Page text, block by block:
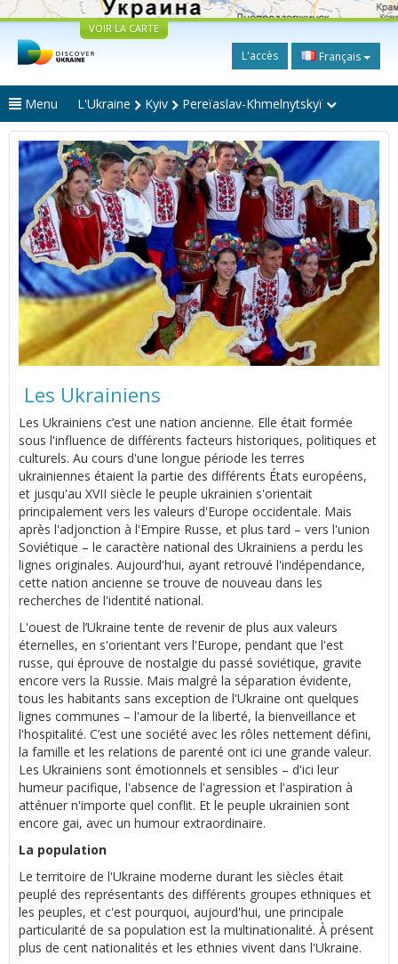
VOIR LA CARTE
L'accès Français
Menu L'Ukraine Kyiv Pereïaslav-Khmelnytskyï
Les Ukrainiens
Les Ukrainiens c’est une nation ancienne. Elle était formée
sous l'influence de différents facteurs historiques, politiques et
culturels. Au cours d'une longue période les terres
ukrainiennes étaient la partie des différents États européens,
et jusqu'au XVII siècle le peuple ukrainien s'orientait
principalement vers les valeurs d'Europe occidentale. Mais
après l'adjonction à l'Empire Russe, et plus tard – vers l'union
Soviétique – le caractère national des Ukrainiens a perdu les
lignes originales. Aujourd'hui, ayant retrouvé l'indépendance,
cette nation ancienne se trouve de nouveau dans les
recherches de l'identité national.
L'ouest de l’Ukraine tente de revenir de plus aux valeurs
éternelles, en s'orientant vers l'Europe, pendant que l'est
russe, qui éprouve de nostalgie du passé soviétique, gravite
encore vers la Russie. Mais malgré la séparation évidente,
tous les habitants sans exception de l'Ukraine ont quelques
lignes communes – l'amour de la liberté, la bienveillance et
l'hospitalité. C’est une société avec les rôles nettement défini,
la famille et les relations de parenté ont ici une grande valeur.
Les Ukrainiens sont émotionnels et sensibles – d'ici leur
humeur pacifique, l'absence de l'agression et l'aspiration à
atténuer n'importe quel conflit. Et le peuple ukrainien sont
encore gai, avec un humour extraordinaire.
La population
Le territoire de l'Ukraine moderne durant les siècles était
peuplé des représentants des différents groupes ethniques et
les peuples, et c'est pourquoi, aujourd'hui, une principale
particularité de sa population est la multinationalité. À présent
plus de cent nationalités et les ethnies vivent dans l'Ukraine.